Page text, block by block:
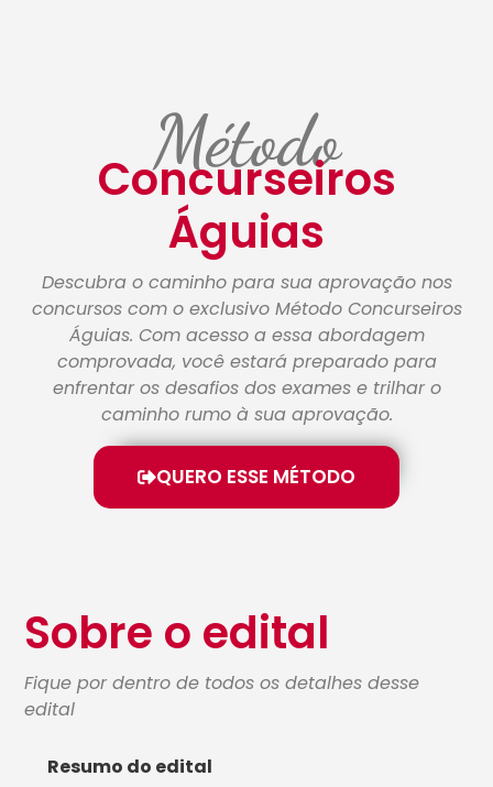
Método
Concurseiros
Águias
Descubra o caminho para sua aprovação nos
concursos com o exclusivo Método Concurseiros
Águias. Com acesso a essa abordagem
comprovada, você estará preparado para
enfrentar os desafios dos exames e trilhar o
caminho rumo à sua aprovação.
QUERO ESSE MÉTODO
Sobre o edital
Fique por dentro de todos os detalhes desse
edital
Resumo do edital